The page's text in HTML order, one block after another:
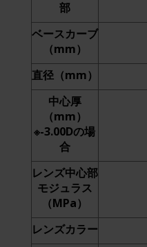
部
ベースカーブ
（mm）
直径（mm）
中心厚
（mm）
※-3.00Dの場
合
レンズ中心部
モジュラス
（MPa）
レンズカラー